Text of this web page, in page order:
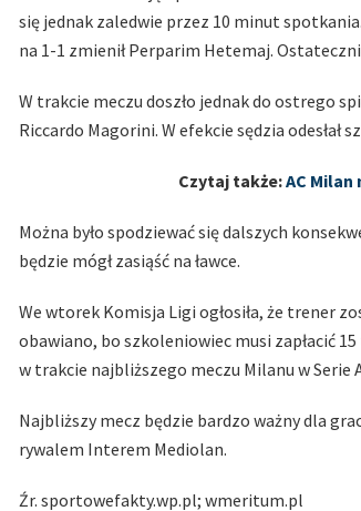
się jednak zaledwie przez 10 minut
na 1-1 zmienił Perparim Hetemaj.
W trakcie meczu doszło jednak do ostrego
Riccardo Magorini. W efekcie sędzia odesłał
Czytaj także:AC
Można było spodziewać się dalszych
będzie mógł zasiąść na ławce.
We wtorek Komisja Ligi ogłosiła, że trener
obawiano, bo szkoleniowiec musi zapłacić
w trakcie najbliższego meczu Milanu w Serie
Najbliższy mecz będzie bardzo ważny dla
rywalem Interem Mediolan.
Źr. sportowefakty.wp.pl; wmeritum.pl